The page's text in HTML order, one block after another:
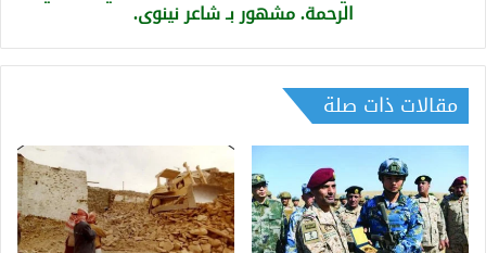
الحبيب)
حب
نبي
الرحمة.
مشهور
بـ
شاعر
نينوى.
الرحمة. مشهور بـ شاعر نينوى.
مقالات ذات صلة